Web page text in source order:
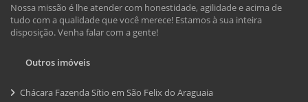
Nossa missão é lhe atender com honestidade, agilidade e acima de
tudo com a qualidade que você merece! Estamos à sua inteira
disposição. Venha falar com a gente!
Outros imóveis
Chácara Fazenda Sítio em São Felix do Araguaia